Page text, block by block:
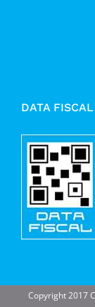
DATA FISCAL
Copyright 2017